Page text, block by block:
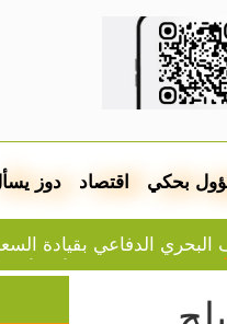
بحكي اقتصاد دوز
البحري الدفاعي بقيادة
الذهب يتجه لأفضل أداء
تصل غازي عنتاب